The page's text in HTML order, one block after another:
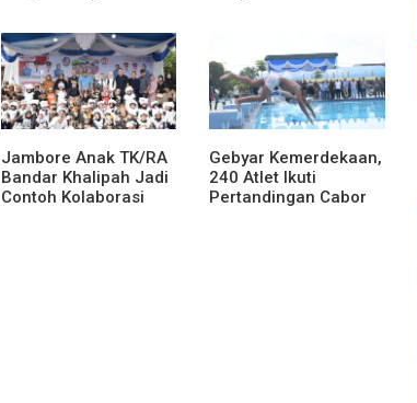
kepada Nelayan
Pidana Kriminal, dan
Kekerasan Seksual
terhadap Anak
Jambore Anak TK/RA
Bandar Khalipah Jadi
Contoh Kolaborasi
Gebyar Kemerdekaan,
240 Atlet Ikuti
Pertandingan Cabor